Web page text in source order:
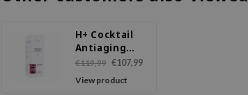
H+ Cocktail
Antiaging
Ampoule
€119,99 €107,99
View product